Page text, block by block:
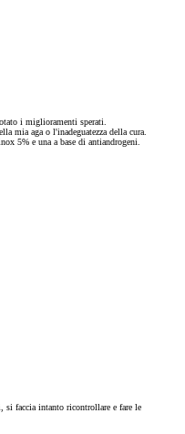
i miglioramenti sperati.
mia aga o l'inadeguatezza della cura.
5% e una a base di antiandrogeni.
si faccia intanto ricontrollare e fare le